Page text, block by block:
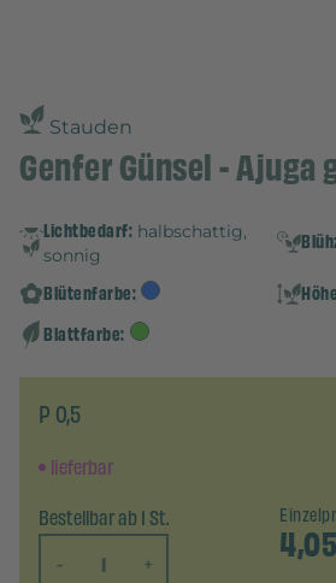
Stauden
Genfer Günsel - Ajuga
Lichtbedarf: halbschattig,
sonnig
Blütenfarbe:
Blattfarbe:
P 0,5
lieferbar
Bestellbar ab 1 St.
-
+ 4,05